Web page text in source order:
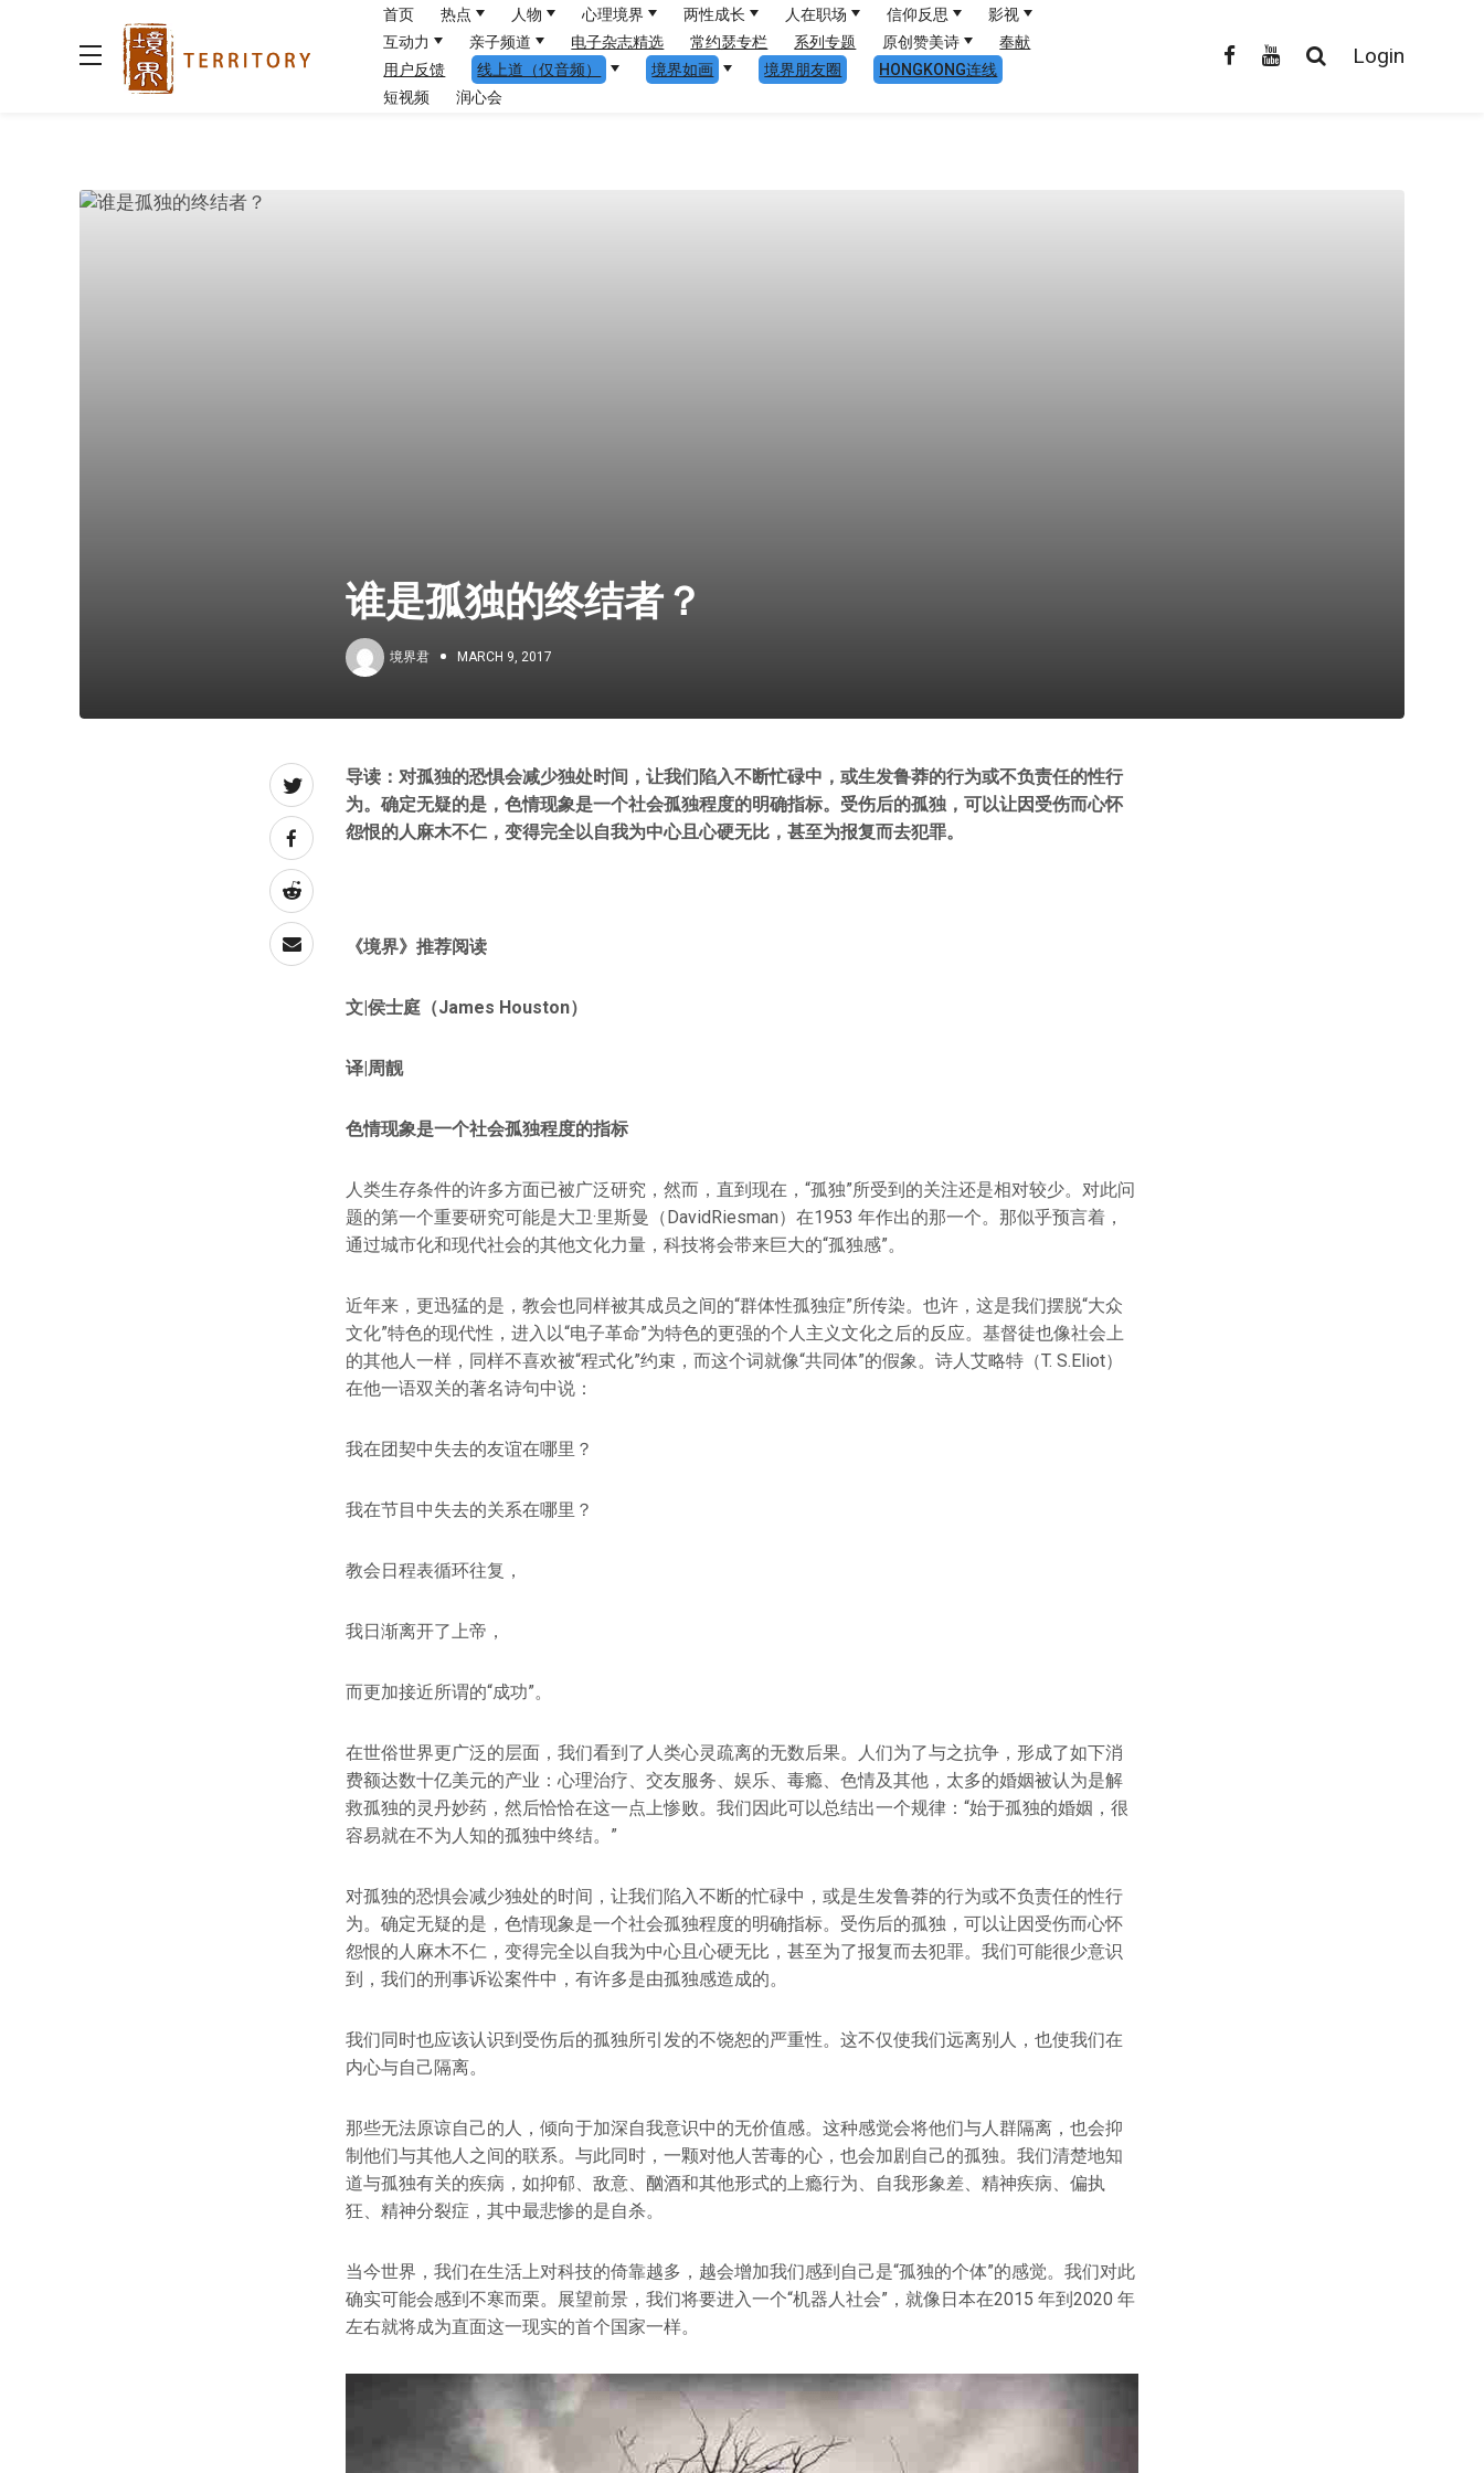
首页 热点 人物 心理境界 两性成长 人在职场 信仰反思
影视
互动力
亲子频道 电子杂志精选 常约瑟专栏 系列专题 原创赞美诗
奉献
用户反馈
线上道（仅音频） 境界如画 境界朋友圈
HONGKONG连线
短视频
润心会
Login
谁是孤独的终结者？
境界君 MARCH 9, 2017
导读：对孤独的恐惧会减少独处时间，让我们陷入不断忙碌中，或生发鲁莽的行为或不负责任的性行
为。确定无疑的是，色情现象是一个社会孤独程度的明确指标。受伤后的孤独，可以让因受伤而心怀
怨恨的人麻木不仁，变得完全以自我为中心且心硬无比，甚至为报复而去犯罪。
《境界》推荐阅读
文|侯士庭（James Houston）
译|周靓
色情现象是一个社会孤独程度的指标
人类生存条件的许多方面已被广泛研究，然而，直到现在，“孤独”所受到的关注还是相对较少。对此问
题的第一个重要研究可能是大卫·里斯曼（DavidRiesman）在1953 年作出的那一个。那似乎预言着，
通过城市化和现代社会的其他文化力量，科技将会带来巨大的“孤独感”。
近年来，更迅猛的是，教会也同样被其成员之间的“群体性孤独症”所传染。也许，这是我们摆脱“大众
文化”特色的现代性，进入以“电子革命”为特色的更强的个人主义文化之后的反应。基督徒也像社会上
的其他人一样，同样不喜欢被“程式化”约束，而这个词就像“共同体”的假象。诗人艾略特（T. S.Eliot）
在他一语双关的著名诗句中说：
我在团契中失去的友谊在哪里？
我在节目中失去的关系在哪里？
教会日程表循环往复，
我日渐离开了上帝，
而更加接近所谓的“成功”。
在世俗世界更广泛的层面，我们看到了人类心灵疏离的无数后果。人们为了与之抗争，形成了如下消
费额达数十亿美元的产业：心理治疗、交友服务、娱乐、毒瘾、色情及其他，太多的婚姻被认为是解
救孤独的灵丹妙药，然后恰恰在这一点上惨败。我们因此可以总结出一个规律：“始于孤独的婚姻，很
容易就在不为人知的孤独中终结。”
对孤独的恐惧会减少独处的时间，让我们陷入不断的忙碌中，或是生发鲁莽的行为或不负责任的性行
为。确定无疑的是，色情现象是一个社会孤独程度的明确指标。受伤后的孤独，可以让因受伤而心怀
怨恨的人麻木不仁，变得完全以自我为中心且心硬无比，甚至为了报复而去犯罪。我们可能很少意识
到，我们的刑事诉讼案件中，有许多是由孤独感造成的。
我们同时也应该认识到受伤后的孤独所引发的不饶恕的严重性。这不仅使我们远离别人，也使我们在
内心与自己隔离。
那些无法原谅自己的人，倾向于加深自我意识中的无价值感。这种感觉会将他们与人群隔离，也会抑
制他们与其他人之间的联系。与此同时，一颗对他人苦毒的心，也会加剧自己的孤独。我们清楚地知
道与孤独有关的疾病，如抑郁、敌意、酗酒和其他形式的上瘾行为、自我形象差、精神疾病、偏执
狂、精神分裂症，其中最悲惨的是自杀。
当今世界，我们在生活上对科技的倚靠越多，越会增加我们感到自己是“孤独的个体”的感觉。我们对此
确实可能会感到不寒而栗。展望前景，我们将要进入一个“机器人社会”，就像日本在2015 年到2020 年
左右就将成为直面这一现实的首个国家一样。